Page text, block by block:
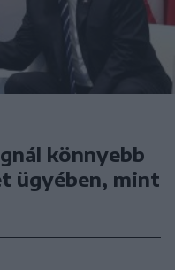
könnyebb
ügyében, mint